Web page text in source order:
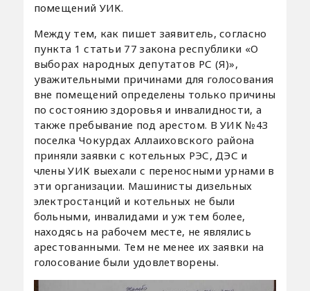
помещений УИК.
Между тем, как пишет заявитель, согласно
пункта 1 статьи 77 закона республики «О
выборах народных депутатов РС (Я)»,
уважительными причинами для голосования
вне помещений определены только причины
по состоянию здоровья и инвалидности, а
также пребывание под арестом. В УИК №43
поселка Чокурдах Аллаиховского района
приняли заявки с котельных РЭС, ДЭС и
члены УИК выехали с переносными урнами в
эти организации. Машинисты дизельных
электростанций и котельных не были
больными, инвалидами и уж тем более,
находясь на рабочем месте, не являлись
арестованными. Тем не менее их заявки на
голосование были удовлетворены.